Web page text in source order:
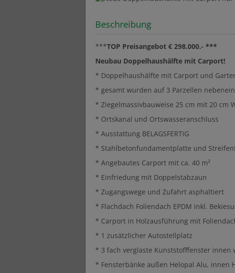
Beschreibung
***TOP Preisangebot € 298.000.- ***
Neubau Doppelhaushälfte mit Carport!
* Doppelhaushälfte mit Carport und
* gesamt wurden auf 3 Parzellen
* Ziegelmassivbauweise 25 cm mit 20 cm
* Ortskanal und Ortswasseranschluss
* Ausstattung BELAGSFERTIG
* Stahlbetonfundamentplatte und
* Angebautes Carport mit ca. 40 m²
* Einfriedung mit Doppelstabzaun
* Zugangswege und Zufahrt asphaltiert
* Flachdach Foliendach EPDM inkl.
* Carport in Holzausführung mit
* 1 zusätzlicher Autostellplatz
* 3 fach verglaste Kunststofffenster
* Fensterbänke außen Helopal Alu, innen